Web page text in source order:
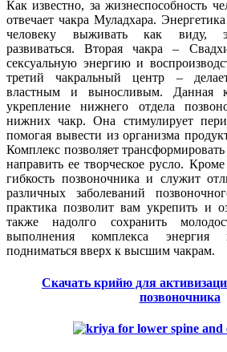
Как известно, за жизнеспособность
отвечает чакра Муладхара.
человеку выживать как виду,
развиваться. Вторая чакра –
сексуальную энергию и
третий чакральный центр –
властным и выносливым. Данная
укрепление нижнего отдела
нижних чакр. Она стимулирует
помогая вывести из организма
Комплекс позволяет
направить ее творческое русло.
гибкость позвоночника и служит
различных заболеваний
практика позволит вам укрепить и
также надолго сохранить
выполнения комплекса энергия
подниматься вверх к высшим чакрам.
Скачать крийю для
позвоночника